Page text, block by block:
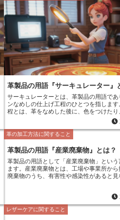
柔らかく、色鮮やかになり、耐久性も向
た、再鞣により、革の風合いを損なうこと
性や防汚性を高めることができます。
革製品の用語『サーキュレーター』
サーキュレーターとは、革製品の用語であ
ンなめしの仕上げ工程のひとつを指しま
程とは、革をなめした後に、色をつけたり
をしたりする工程のことです。サーキュ
仕上げ工程のなかでも特に重要な工程であ
合いを左右します。 サーキュレーターの方法は、革を
回転させながら、熱風を当てるというもの
を当てることで、革の繊維が締まり、ハリ
まれます。また、熱風を当てることで、革
が出ます。サーキュレーターは、革の風合
せる重要な工程であり、多くの革製品に使
ます。
革の加工方法に関すること
革製品の用語『産業廃棄物』とは？
革製品の用語として「産業廃棄物」という
ます。産業廃棄物とは、工場や事業所から
廃棄物のうち、有害性や感染性があると見
スチックくず、紙くず、布くず、皮革く
物質、汚泥などがあります。これらの廃
に悪影響を与えるため、適切に処理するこ
レザーケアに関すること